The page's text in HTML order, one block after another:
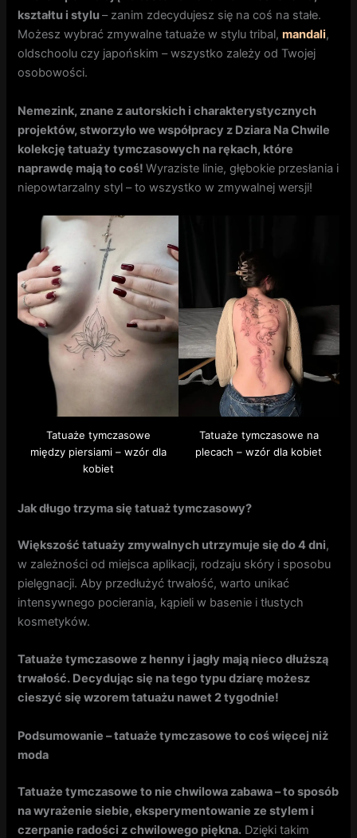
kształtu i stylu– zanim zdecydujesz się na coś na stałe.
Możesz wybrać zmywalne tatuaże w stylu tribal,mandali,
oldschoolu czy japońskim – wszystko zależy od Twojej
osobowości.
Nemezink, znane z autorskich i charakterystycznych
projektów, stworzyło we współpracy z Dziara Na Chwile
kolekcję tatuaży tymczasowych na rękach, które
naprawdę mają to coś!Wyraziste linie, głębokie przesłania i
niepowtarzalny styl – to wszystko w zmywalnej wersji!
Tatuaże tymczasowe
między piersiami – wzór dla
kobiet
Tatuaże tymczasowe na
plecach – wzór dla kobiet
Jak długo trzyma się tatuaż tymczasowy?
Większość tatuaży zmywalnych utrzymuje się do 4 dni,
w zależności od miejsca aplikacji, rodzaju skóry i sposobu
pielęgnacji. Aby przedłużyć trwałość, warto unikać
intensywnego pocierania, kąpieli w basenie i tłustych
kosmetyków.
Tatuaże tymczasowe z henny i jagły mają nieco dłuższą
trwałość. Decydując się na tego typu dziarę możesz
cieszyć się wzorem tatuażu nawet 2 tygodnie!
Podsumowanie – tatuaże tymczasowe to coś więcej niż
moda
Tatuaże tymczasowe to nie chwilowa zabawa – to sposób
na wyrażenie siebie, eksperymentowanie ze stylem i
czerpanie radości z chwilowego piękna. Dzięki takim